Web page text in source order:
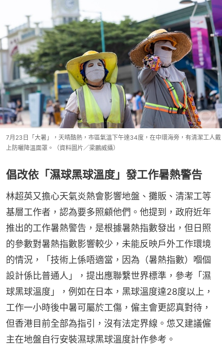
7月23日「大暑」，天晴酷熱，市區氣溫下午達34度，在中環海旁，有清潔工人戴
上防曬降溫面罩。（資料圖片／梁鵬威攝）
倡改依「濕球黑球溫度」發工作暑熱警告
林超英又擔心天氣炎熱會影響地盤、攤販、清潔工等
基層工作者，認為要多照顧他們。他提到，政府近年
推出的工作暑熱警告，是根據暑熱指數發出，但日照
的參數對暑熱指數影響較少，未能反映戶外工作環境
的情況，「技術上係唔適當，因為（暑熱指數）嗰個
設計係比普通人」，提出應聯繫世界標準，參考「濕
球黑球溫度」，例如在日本，黑球溫度達28度以上，
工作一小時後中暑可屬於工傷，僱主會更認真對待，
但香港目前全部為指引，沒有法定界線。怹又建議僱
主在地盤自行安裝濕球黑球溫度計作參考。